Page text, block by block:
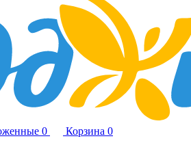
0 Корзина 0